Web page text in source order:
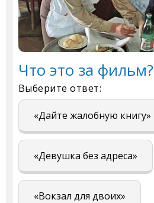
Что это за фильм?
Выберите ответ:
«Дайте жалобную книгу»
«Девушка без адреса»
«Вокзал для двоих»